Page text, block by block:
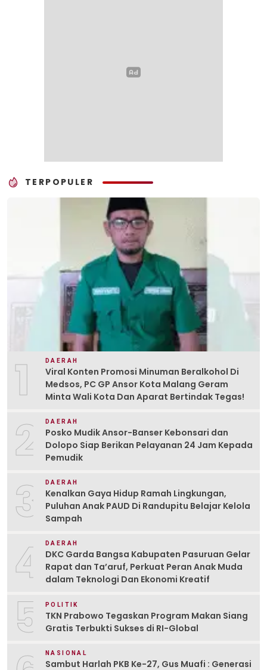
TERPOPULER
1 DAERAH
Viral Konten Promosi Minuman Beralkohol Di
Medsos, PC GP Ansor Kota Malang Geram
Minta Wali Kota Dan Aparat Bertindak Tegas!
2 DAERAH
Posko Mudik Ansor-Banser Kebonsari dan
Dolopo Siap Berikan Pelayanan 24 Jam Kepada
Pemudik
3 DAERAH
Kenalkan Gaya Hidup Ramah Lingkungan,
Puluhan Anak PAUD Di Randupitu Belajar Kelola
Sampah
4 DAERAH
DKC Garda Bangsa Kabupaten Pasuruan Gelar
Rapat dan Ta’aruf, Perkuat Peran Anak Muda
dalam Teknologi Dan Ekonomi Kreatif
5 POLITIK
TKN Prabowo Tegaskan Program Makan Siang
Gratis Terbukti Sukses di RI-Global
NASIONAL
Sambut Harlah PKB Ke-27, Gus Muafi : Generasi